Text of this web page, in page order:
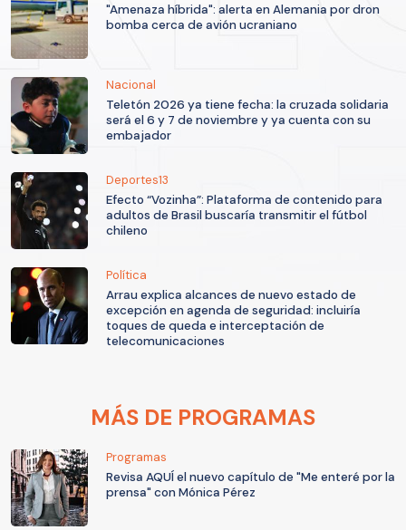
"Amenaza híbrida": alerta en Alemania por dron
bomba cerca de avión ucraniano
Nacional
Teletón 2026 ya tiene fecha: la cruzada solidaria
será el 6 y 7 de noviembre y ya cuenta con su
embajador
Deportes13
Efecto “Vozinha”: Plataforma de contenido para
adultos de Brasil buscaría transmitir el fútbol
chileno
Política
Arrau explica alcances de nuevo estado de
excepción en agenda de seguridad: incluiría
toques de queda e interceptación de
telecomunicaciones
MÁS DE PROGRAMAS
Programas
Revisa AQUÍ el nuevo capítulo de "Me enteré por la
prensa" con Mónica Pérez